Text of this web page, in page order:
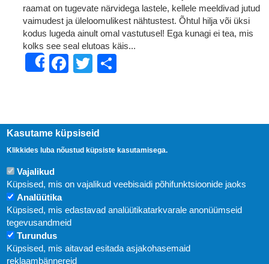
raamat on tugevate närvidega lastele, kellele meeldivad jutud
vaimudest ja üleloomulikest nähtustest. Õhtul hilja või üksi
kodus lugeda ainult omal vastutusel! Ega kunagi ei tea, mis
kolks see seal elutoas käis...
ShareFacebook
Twitter
Uudised
KIRJASTUS PEGASUS OÜ © 2020
Kasutame küpsiseid
Klikkides luba nõustud küpsiste kasutamisega.
Vajalikud
Küpsised, mis on vajalikud veebisaidi põhifunktsioonide jaoks
Analüütika
Küpsised, mis edastavad analüütikatarkvarale anonüümseid
tegevusandmeid
Turundus
Küpsised, mis aitavad esitada asjakohasemaid
reklaambännereid